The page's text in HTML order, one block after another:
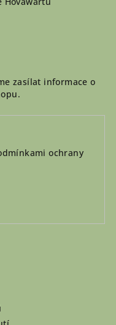
zasílat informace o
ochrany